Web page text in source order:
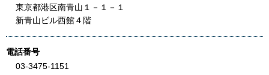
東京都港区南青山１－１－１
新青山ビル西館４階
電話番号
03-3475-1151